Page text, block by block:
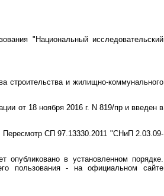
"Национальный исследовательский
строительства и жилищно-коммунального
от 18 ноября 2016 г. N 819/пр и введен в
СП 97.13330.2011 "СНиП 2.03.09-
в установленном порядке.
пользования - на официальном сайте